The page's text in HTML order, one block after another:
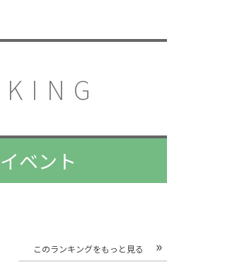
ベント
このランキングをもっと見る